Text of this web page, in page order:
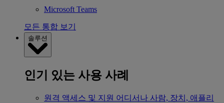
Microsoft Teams
모든 통합 보기
솔루션
인기 있는 사용 사례
원격 액세스 및 지원 어디서나 사람, 장치, 애플리